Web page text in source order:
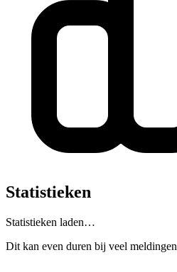
Statistieken
Statistieken laden…
Dit kan even duren bij veel meldingen